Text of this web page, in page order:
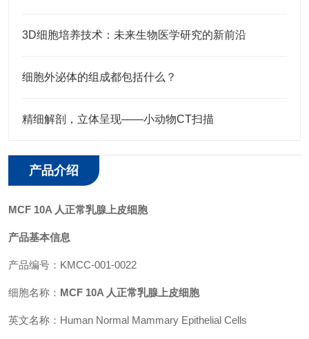
3D细胞培养技术：未来生物医学研究的新前沿
细胞外泌体的组成都包括什么？
精细解剖，立体呈现——小动物CT扫描
产品介绍
MCF 10A 人正常乳腺上皮细胞
产品基本信息
产品编号： KMCC-001-0022
细胞名称： MCF 10A 人正常乳腺上皮细胞
英文名称：Human Normal Mammary Epithelial Cells